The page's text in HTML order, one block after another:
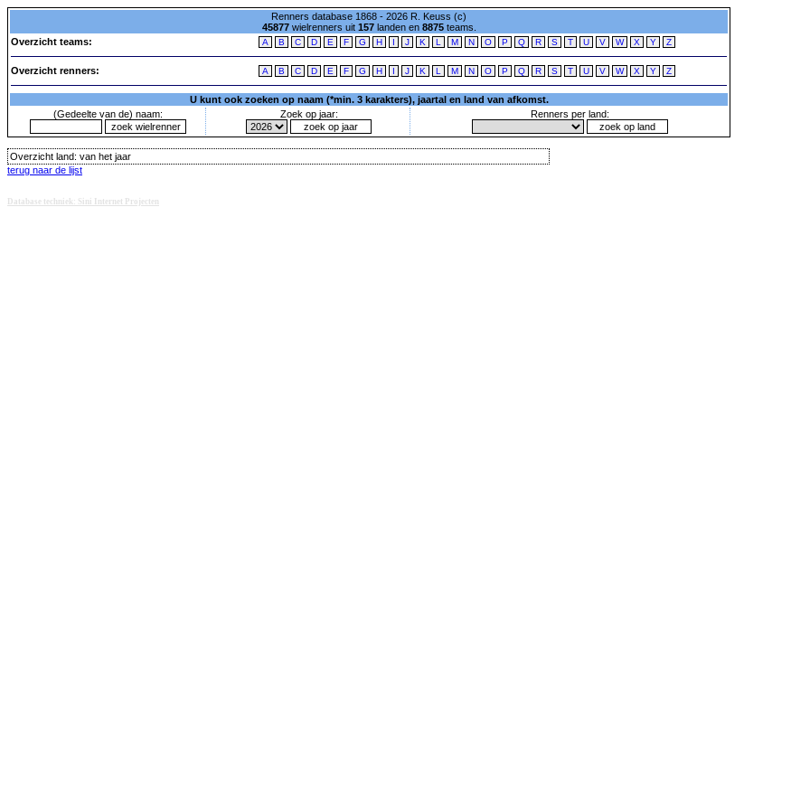
Renners database 1868 - 2026 R. Keuss (c)
45877wielrenners uit 157landen en 8875teams.
Overzicht teams:
A B C D E F G H I J K L M N O P Q R S T U V W X Y Z
Overzicht renners: A B C D E F G H I J K L M N O P Q R S T U V W X Y Z
U kunt ook zoeken op naam (*min. 3 karakters), jaartal en land van afkomst.
(Gedeelte van de) naam:
Zoek op jaar: Renners per land:
Overzicht land: van het jaar
terug naar de lijst
Database techniek: Sini Internet Projecten